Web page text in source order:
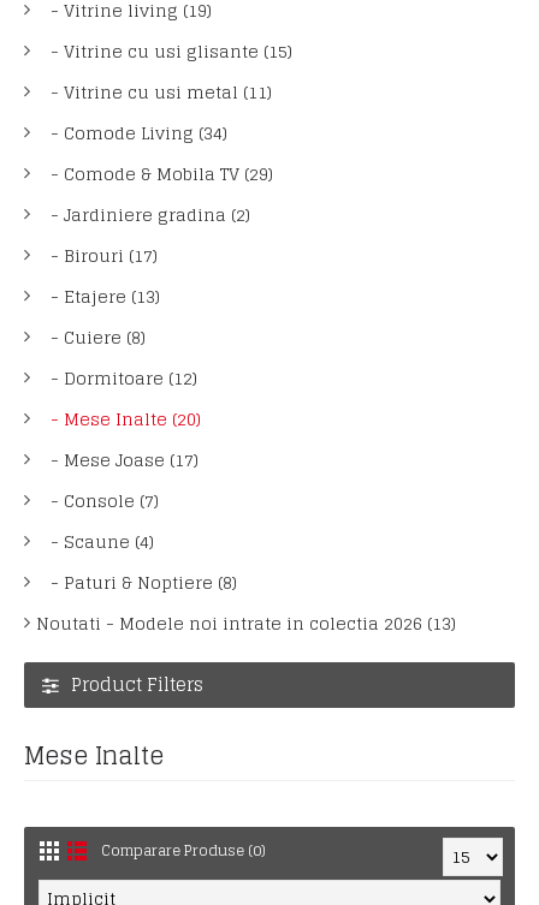
- Vitrine living (19)
- Vitrine cu usi glisante (15)
- Vitrine cu usi metal (11)
- Comode Living (34)
- Comode & Mobila TV (29)
- Jardiniere gradina (2)
- Birouri (17)
- Etajere (13)
- Cuiere (8)
- Dormitoare (12)
- Mese Inalte (20)
- Mese Joase (17)
- Console (7)
- Scaune (4)
- Paturi & Noptiere (8)
Noutati - Modele noi intrate in colectia 2026 (13)
Product Filters
Mese Inalte
Comparare Produse (0)